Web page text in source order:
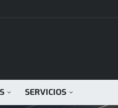
SERVICIOS